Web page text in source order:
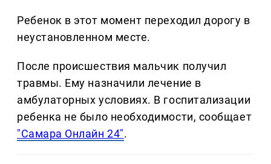
Ребенок в этот момент переходил дорогу в
неустановленном месте.
После происшествия мальчик получил
травмы. Ему назначили лечение в
амбулаторных условиях. В госпитализации
ребенка не было необходимости, сообщает
"Самара Онлайн 24".